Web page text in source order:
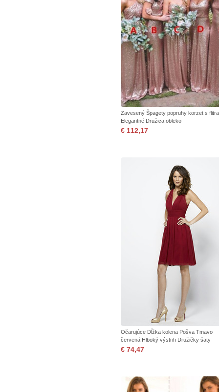
Zavesený Špagety popruhy korzet s
Elegantné Družica obleko
€ 112,17
Očarujúce Dĺžka kolena Pošva Tmavo
červená Hlboký výstrih Družičky šaty
€ 74,47